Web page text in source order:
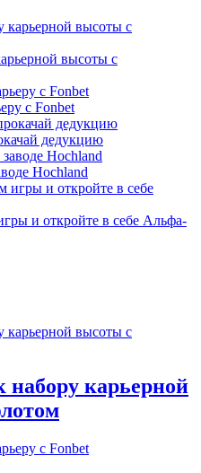
высоты с
с Fonbet
дедукцию
Hochland
и откройте в себе Альфа-
набору карьерной